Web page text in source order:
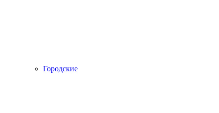
Городские